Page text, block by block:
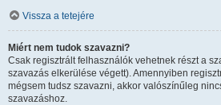
Vissza a tetejére
Miért nem tudok szavazni?
Csak regisztrált felhasználók vehetnek részt a
szavazás elkerülése végett). Amennyiben
mégsem tudsz szavazni, akkor valószínűleg
szavazáshoz.